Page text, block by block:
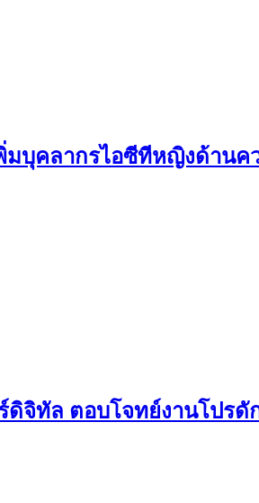
บุคลากรไอซีทีหญิงด้านค
ดิจิทัล ตอบโจทย์งานโปร